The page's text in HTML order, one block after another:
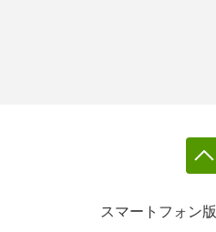
スマートフォン版